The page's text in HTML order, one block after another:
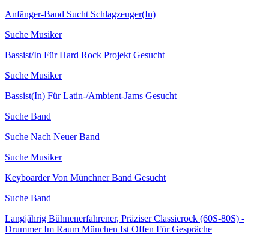
Anfänger-Band Sucht Schlagzeuger(In)
Suche Musiker
Bassist/In Für Hard Rock Projekt Gesucht
Suche Musiker
Bassist(In) Für Latin-/Ambient-Jams Gesucht
Suche Band
Suche Nach Neuer Band
Suche Musiker
Keyboarder Von Münchner Band Gesucht
Suche Band
Langjährig Bühnenerfahrener, Präziser Classicrock (60S-80S) -
Drummer Im Raum München Ist Offen Für Gespräche